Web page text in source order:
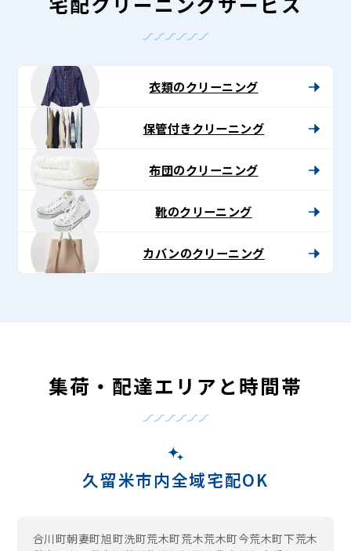
衣類のクリーニング
保管付きクリーニング
布団のクリーニング
靴のクリーニング
カバンのクリーニング
集荷・配達エリアと時間帯
久留米市内全域宅配OK
合川町朝妻町旭町洗町荒木町荒木荒木町今荒木町下荒木